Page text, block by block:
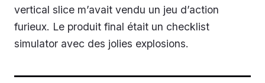
vertical slice m’avait vendu un jeu d’action
furieux. Le produit final était un checklist
simulator avec des jolies explosions.